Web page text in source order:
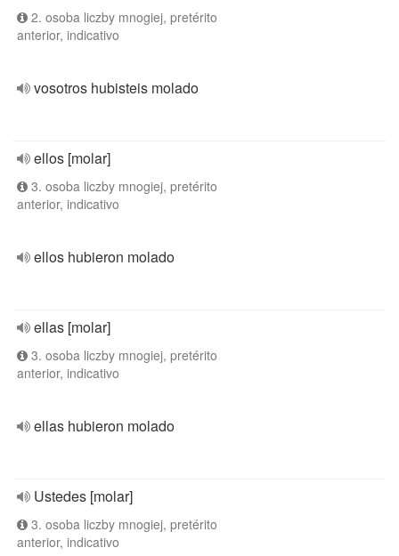
2. osoba liczby mnogiej, pretérito
anterior, indicativo
vosotros hubisteis molado
ellos [molar]
3. osoba liczby mnogiej, pretérito
anterior, indicativo
ellos hubieron molado
ellas [molar]
3. osoba liczby mnogiej, pretérito
anterior, indicativo
ellas hubieron molado
Ustedes [molar]
3. osoba liczby mnogiej, pretérito
anterior, indicativo